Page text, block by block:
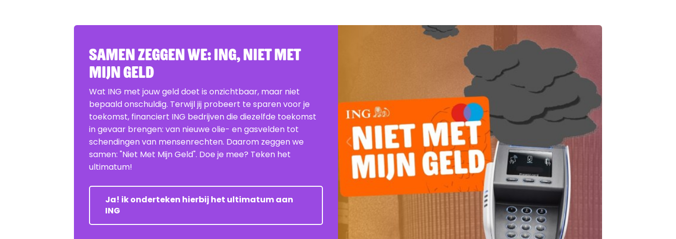
Samen zeggen we: ING, Niet Met
Mijn Geld
Wat ING met jouw geld doet is onzichtbaar, maar niet
bepaald onschuldig. Terwijl jij probeert te sparen voor je
toekomst, financiert ING bedrijven die diezelfde toekomst
in gevaar brengen: van nieuwe olie- en gasvelden tot
schendingen van mensenrechten. Daarom zeggen we
samen: "Niet Met Mijn Geld". Doe je mee? Teken het
ultimatum!
Ja! ik onderteken hierbij het ultimatum aan
ING